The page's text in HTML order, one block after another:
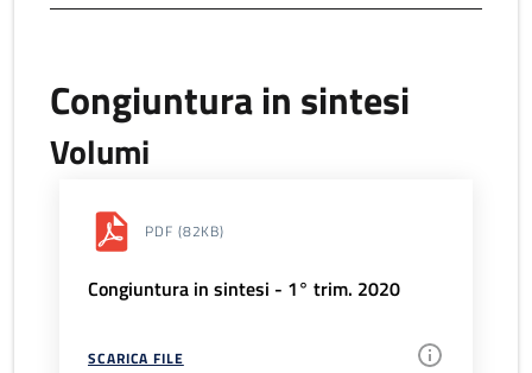
Congiuntura in sintesi
Volumi
PDF (82KB)
Congiuntura in sintesi - 1° trim. 2020
SCARICA FILE